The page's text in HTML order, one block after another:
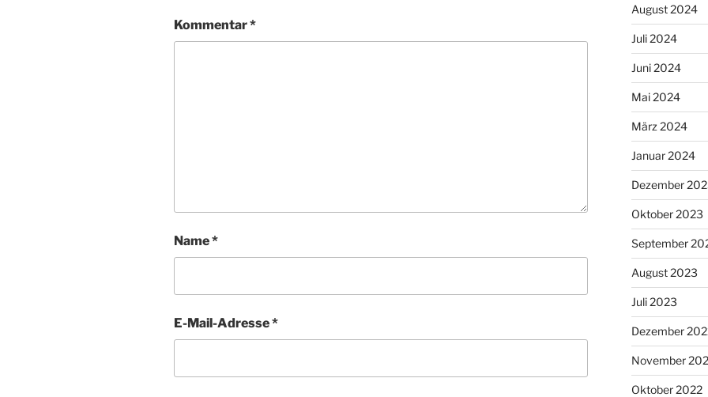
Kommentar*
Name*
E-Mail-Adresse*
August 2024
Juli 2024
Juni 2024
Mai 2024
März 2024
Januar 2024
Dezember
Oktober 2023
September
August 2023
Juli 2023
Dezember
November
Oktober 2022